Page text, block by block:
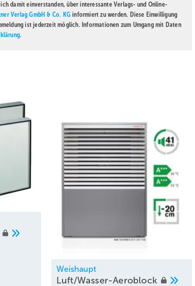
damit einverstanden, über interessante Verlags- und Online-
Verlag GmbH & Co. KGinformiert zu werden. Diese Einwilligung
ist jederzeit möglich. Informationen zum Umgang mit Daten
.
Weishaupt
Luft/Wasser-Aeroblock